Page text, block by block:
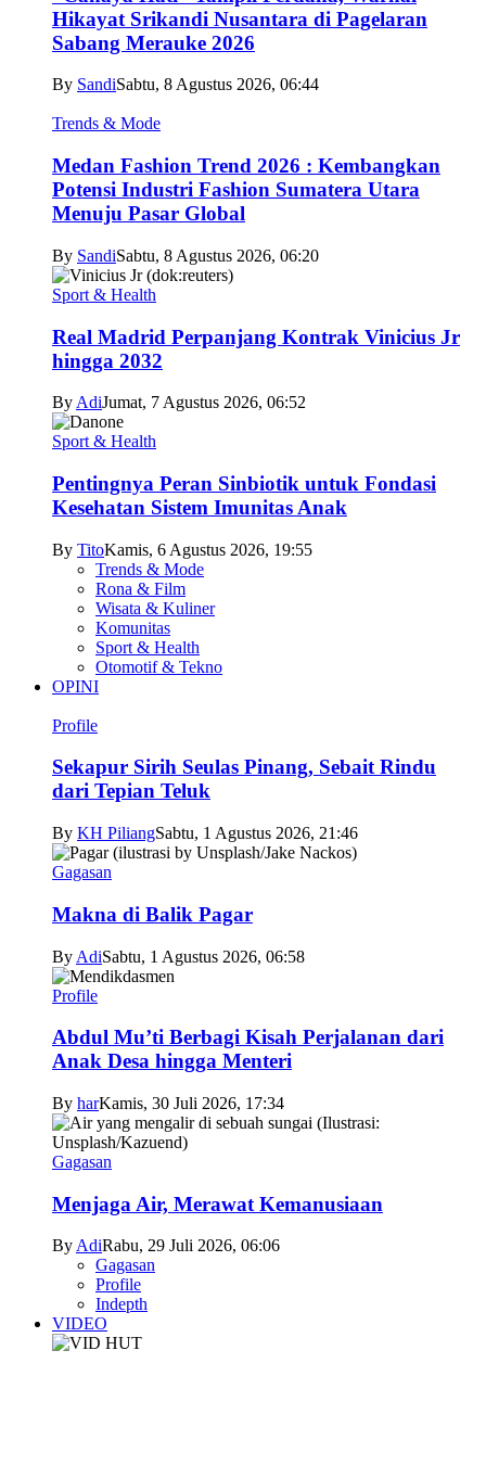
Hikayat Srikandi Nusantara di Pagelaran
Sabang Merauke 2026
By SandiSabtu, 8 Agustus 2026, 06:44
Trends & Mode
Medan Fashion Trend 2026 : Kembangkan
Potensi Industri Fashion Sumatera Utara
Menuju Pasar Global
By SandiSabtu, 8 Agustus 2026, 06:20
Sport & Health
Real Madrid Perpanjang Kontrak Vinicius Jr
hingga 2032
By AdiJumat, 7 Agustus 2026, 06:52
Sport & Health
Pentingnya Peran Sinbiotik untuk Fondasi
Kesehatan Sistem Imunitas Anak
By TitoKamis, 6 Agustus 2026, 19:55
Trends & Mode
Rona & Film
Wisata & Kuliner
Komunitas
Sport & Health
Otomotif & Tekno
OPINI
Profile
Sekapur Sirih Seulas Pinang, Sebait Rindu
dari Tepian Teluk
By KH PiliangSabtu, 1 Agustus 2026, 21:46
Gagasan
Makna di Balik Pagar
By AdiSabtu, 1 Agustus 2026, 06:58
Profile
Abdul Mu’ti Berbagi Kisah Perjalanan dari
Anak Desa hingga Menteri
By harKamis, 30 Juli 2026, 17:34
Gagasan
Menjaga Air, Merawat Kemanusiaan
ByAdiRabu, 29 Juli 2026, 06:06
Gagasan
Profile
Indepth
VIDEO